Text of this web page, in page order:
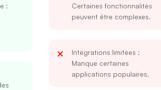
:
Certaines fonctionnalités
peuvent être complexes.
Intégrations limitées :
Manque certaines
applications populaires.